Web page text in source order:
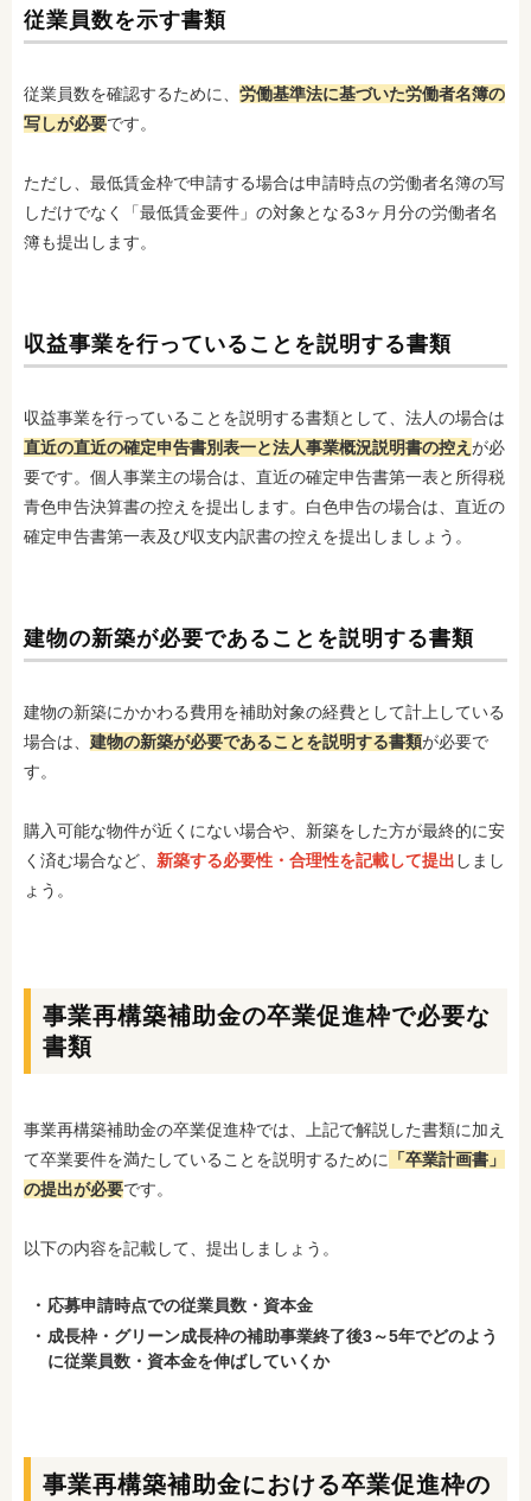
従業員数を示す書類
従業員数を確認するために、 労働基準法に基づいた労働者名簿の
写しが必要です。
ただし、最低賃金枠で申請する場合は申請時点の労働者名簿の写
しだけでなく「最低賃金要件」の対象となる3ヶ月分の労働者名
簿も提出します。
収益事業を行っていることを説明する書類
収益事業を行っていることを説明する書類として、法人の場合は
直近の直近の確定申告書別表一と法人事業概況説明書の控え が必
要です。個人事業主の場合は、直近の確定申告書第一表と所得税
青色申告決算書の控えを提出します。白色申告の場合は、直近の
確定申告書第一表及び収支内訳書の控えを提出しましょう。
建物の新築が必要であることを説明する書類
建物の新築にかかわる費用を補助対象の経費として計上している
場合は、 建物の新築が必要であることを説明する書類が必要で
す。
購入可能な物件が近くにない場合や、新築をした方が最終的に安
く済む場合など、 新築する必要性・合理性を記載して提出 しまし
ょう。
事業再構築補助金の卒業促進枠で必要な
書類
事業再構築補助金の卒業促進枠では、上記で解説した書類に加え
て卒業要件を満たしていることを説明するために
「卒業計画書」
の提出が必要です。
以下の内容を記載して、提出しましょう。
応募申請時点での従業員数・資本金
成長枠・グリーン成長枠の補助事業終了後3～5年でどのよう
に従業員数・資本金を伸ばしていくか
事業再構築補助金における卒業促進枠の